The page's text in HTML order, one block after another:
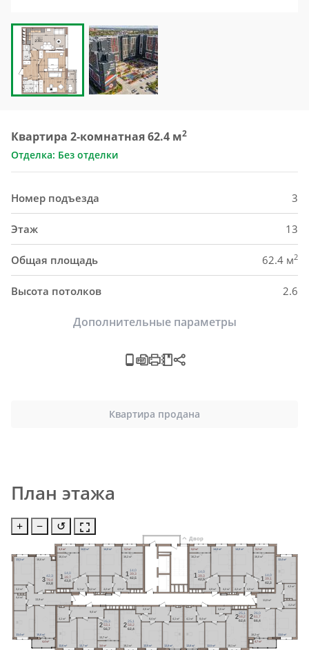
Квартира 2-комнатная 62.4 м2
Отделка: Без отделки
Номер подъезда 3
Этаж 13
Общая площадь 62.4 м2
Высота потолков 2.6
Дополнительные параметры
Квартира продана
План этажа
+ − ↺
3,2 м²
4,2 м²
14,0 м²
4,9 м²
16,0 м²
4,2 м²
14,0 м²
4,9 м²
13,6 м²
18,2 м²
11,0 м²
2,2 м²
4,3 м²
12,4 м²
18,1 м²
12,5 м²
12,6 м²
4,1 м² 8,4 м²
2,5 м²
18,1 м² 12,5 м² 12,8 м²
4,1 м²
8,4 м²
2,5 м²
16,2 м²
4,2 м²
14,0 м²
4,9 м²
3,3 м²
4,2 м²
14,0 м²
5,1 м²
13,7 м²
13,7 м²
12,6 м²
4,1 м²
9,0 м²
13,9 м²
15,6 м²
4,4 м²
13,4 м²
2,2 м²
16,6 м²
13,3 м²
4,7 м²
4,4 м²
16,2 м²
3,2 м²
3,2 м²
16,4 м²
3,6 м²
1
14,0
39,3
42,5
1
14,0
39,1
42,3
2
26,0
61,7
66,4
2
25,1
58,2
62,4
2
25,1
58,2
62,4
2
26,3
53,1
56,7
3
42,3
79,4
83,8
1
14,0
39,7
43,0
1
14,0
39,3
42,5
Двор